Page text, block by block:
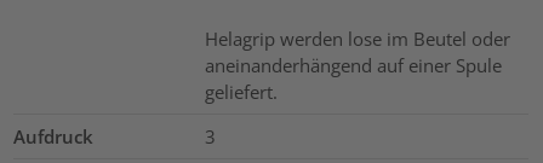
Helagrip werden lose im Beutel oder
aneinanderhängend auf einer Spule
geliefert.
Aufdruck
3